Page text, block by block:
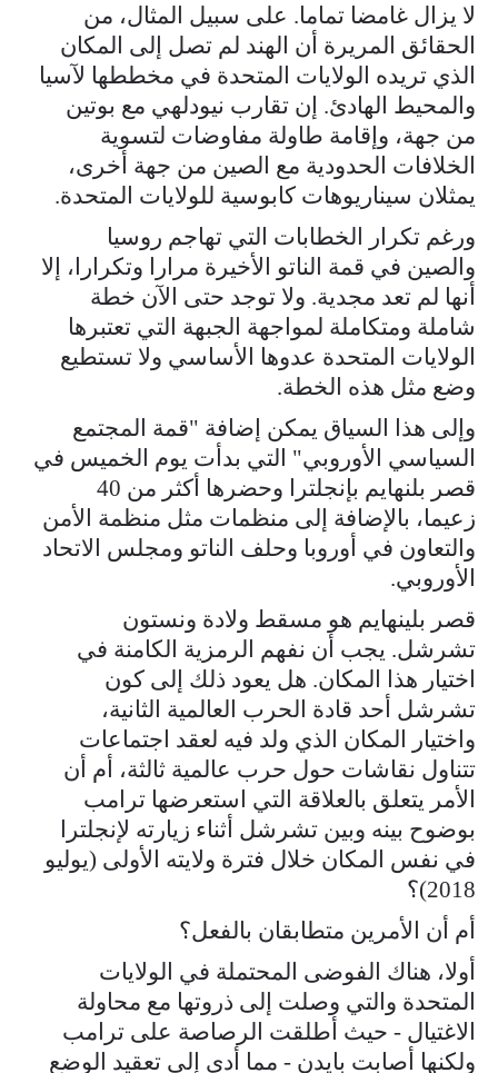
لا يزال غامضا تماما. على سبيل المثال، من
الحقائق المريرة أن الهند لم تصل إلى المكان
الذي تريده الولايات المتحدة في مخططها لآسيا
والمحيط الهادئ. إن تقارب نيودلهي مع بوتين
من جهة، وإقامة طاولة مفاوضات لتسوية
الخلافات الحدودية مع الصين من جهة أخرى،
يمثلان سيناريوهات كابوسية للولايات المتحدة.
ورغم تكرار الخطابات التي تهاجم روسيا
والصين في قمة الناتو الأخيرة مرارا وتكرارا، إلا
أنها لم تعد مجدية. ولا توجد حتى الآن خطة
شاملة ومتكاملة لمواجهة الجبهة التي تعتبرها
الولايات المتحدة عدوها الأساسي ولا تستطيع
وضع مثل هذه الخطة.
وإلى هذا السياق يمكن إضافة "قمة المجتمع
السياسي الأوروبي" التي بدأت يوم الخميس في
قصر بلنهايم بإنجلترا وحضرها أكثر من 40
زعيما، بالإضافة إلى منظمات مثل منظمة الأمن
والتعاون في أوروبا وحلف الناتو ومجلس الاتحاد
الأوروبي.
قصر بلينهايم هو مسقط ولادة ونستون
تشرشل. يجب أن نفهم الرمزية الكامنة في
اختيار هذا المكان. هل يعود ذلك إلى كون
تشرشل أحد قادة الحرب العالمية الثانية،
واختيار المكان الذي ولد فيه لعقد اجتماعات
تتناول نقاشات حول حرب عالمية ثالثة، أم أن
الأمر يتعلق بالعلاقة التي استعرضها ترامب
بوضوح بينه وبين تشرشل أثناء زيارته لإنجلترا
في نفس المكان خلال فترة ولايته الأولى (يوليو
2018)؟
أم أن الأمرين متطابقان بالفعل؟
أولا، هناك الفوضى المحتملة في الولايات
المتحدة والتي وصلت إلى ذروتها مع محاولة
الاغتيال - حيث أطلقت الرصاصة على ترامب
ولكنها أصابت بايدن - مما أدى إلى تعقيد الوضع